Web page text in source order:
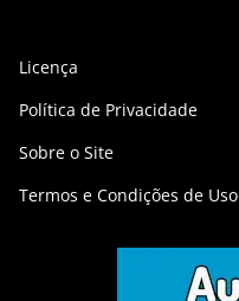
Licença
Política de Privacidade
Sobre o Site
Termos e Condições de Uso